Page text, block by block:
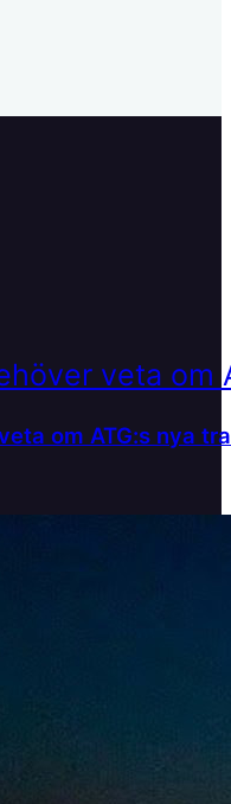
om ATG:s nya